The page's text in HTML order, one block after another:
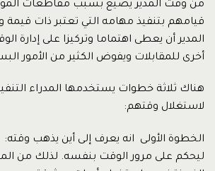
من وقت المدير يضيع بسبب مقاطعات
قيامهم بتنفيذ مهامه التي تعتبر ذات
المدير أن يعطى اهتماما وتركيزا على إدارة
أخرى للمقابلات ويفوض الكثير من الأمور
هناك ثلاثة خطوات يستخدمها المدراء
لاستغلال وقتهم:
الخطوة الأولى انه يعرف إلى أين يذهب
ليحكم على مرور الوقت بنفسه. لذلك من